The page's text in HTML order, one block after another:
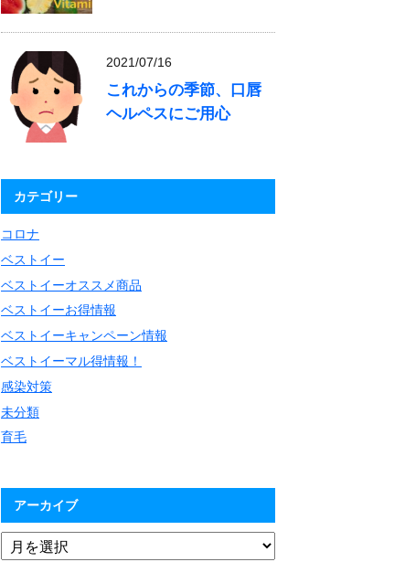
2021/07/16
これからの季節、口唇
ヘルペスにご用心
カテゴリー
コロナ
ベストイー
ベストイーオススメ商品
ベストイーお得情報
ベストイーキャンペーン情報
ベストイーマル得情報！
感染対策
未分類
育毛
アーカイブ